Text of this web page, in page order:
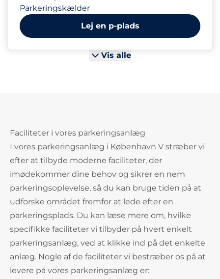
Parkeringskælder
Lej en p-plads
Vis alle
Faciliteter i vores parkeringsanlæg
I vores parkeringsanlæg i København V stræber vi
efter at tilbyde moderne faciliteter, der
imødekommer dine behov og sikrer en nem
parkeringsoplevelse, så du kan bruge tiden på at
udforske området fremfor at lede efter en
parkeringsplads. Du kan læse mere om, hvilke
specifikke faciliteter vi tilbyder på hvert enkelt
parkeringsanlæg, ved at klikke ind på det enkelte
anlæg. Nogle af de faciliteter vi bestræber os på at
levere på vores parkeringsanlæg er: